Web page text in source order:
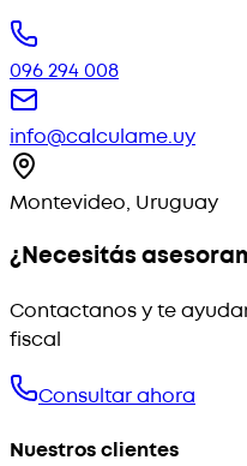
096 294 008
info@calculame.uy
Montevideo, Uruguay
¿Necesitás
Contactanos y te
fiscal
Consultar ahora
Nuestros clientes